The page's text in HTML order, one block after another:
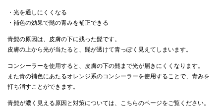
・光を通しにくくなる
・補色の効果で髭の青みを補正できる
青髭の原因は、皮膚の下に残った髭です。
皮膚の上から光が当たると、髭が透けて青っぽく見えてしまいます。
コンシーラーを使用すると、皮膚の下の髭まで光が届きにくくなります。
また青の補色にあたるオレンジ系のコンシーラーを使用することで、青みを
打ち消すことができます。
青髭が濃く見える原因と対策については、こちらのページをご覧ください。